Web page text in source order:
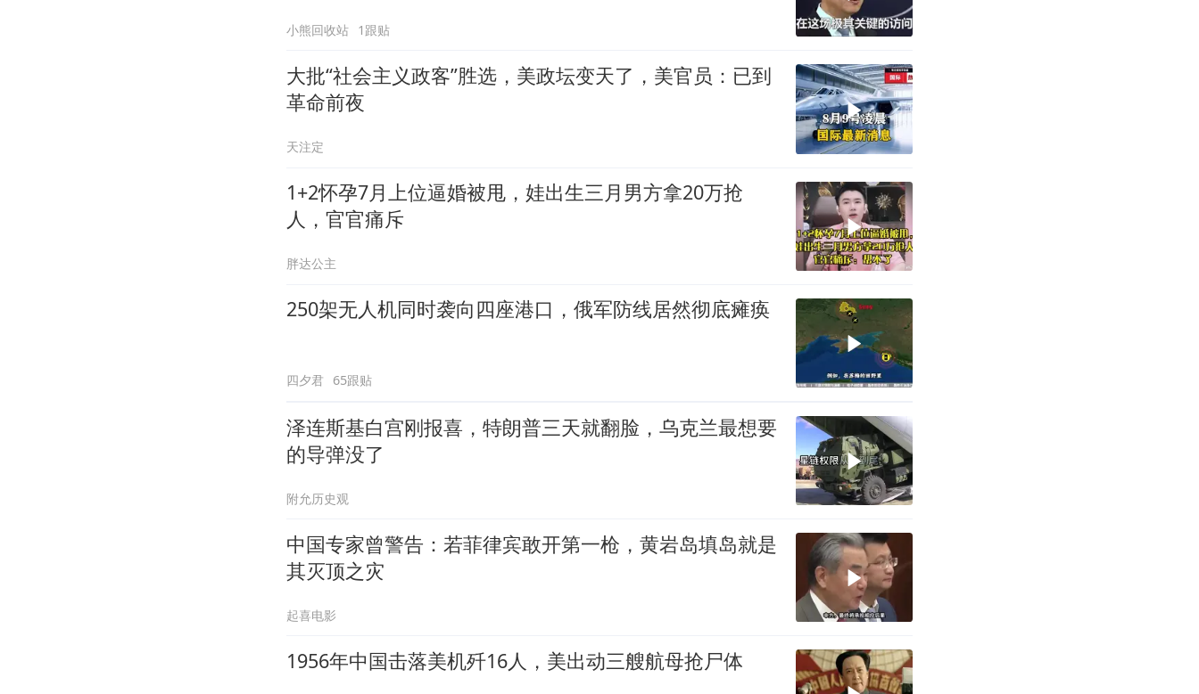
小熊回收站 1跟贴
大批“社会主义政客”胜选，美政坛变天了，美官员：已到
革命前夜
天注定
1+2怀孕7月上位逼婚被甩，娃出生三月男方拿20万抢
人，官官痛斥
胖达公主
250架无人机同时袭向四座港口，俄军防线居然彻底瘫痪
四夕君 65跟贴
泽连斯基白宫刚报喜，特朗普三天就翻脸，乌克兰最想要
的导弹没了
附允历史观
中国专家曾警告：若菲律宾敢开第一枪，黄岩岛填岛就是
其灭顶之灾
起喜电影
1956年中国击落美机歼16人，美出动三艘航母抢尸体